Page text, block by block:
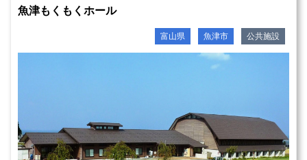
魚津もくもくホール
富山県 魚津市 公共施設